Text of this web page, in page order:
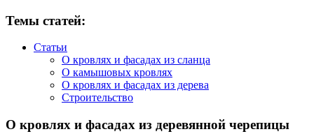
Темы статей:
Статьи
О кровлях и фасадах из сланца
О камышовых кровлях
О кровлях и фасадах из дерева
Строительство
О кровлях и фасадах из деревянной черепицы